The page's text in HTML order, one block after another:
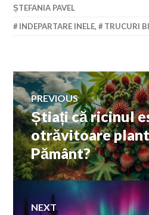
ȘTEFANIA PAVEL
INDEPARTARE INELE, TRUCURI
Navigare
în
articole
PREVIOUS
Previous
post:
Știați că ricinul
otrăvitoare
Pământ?
NEXT